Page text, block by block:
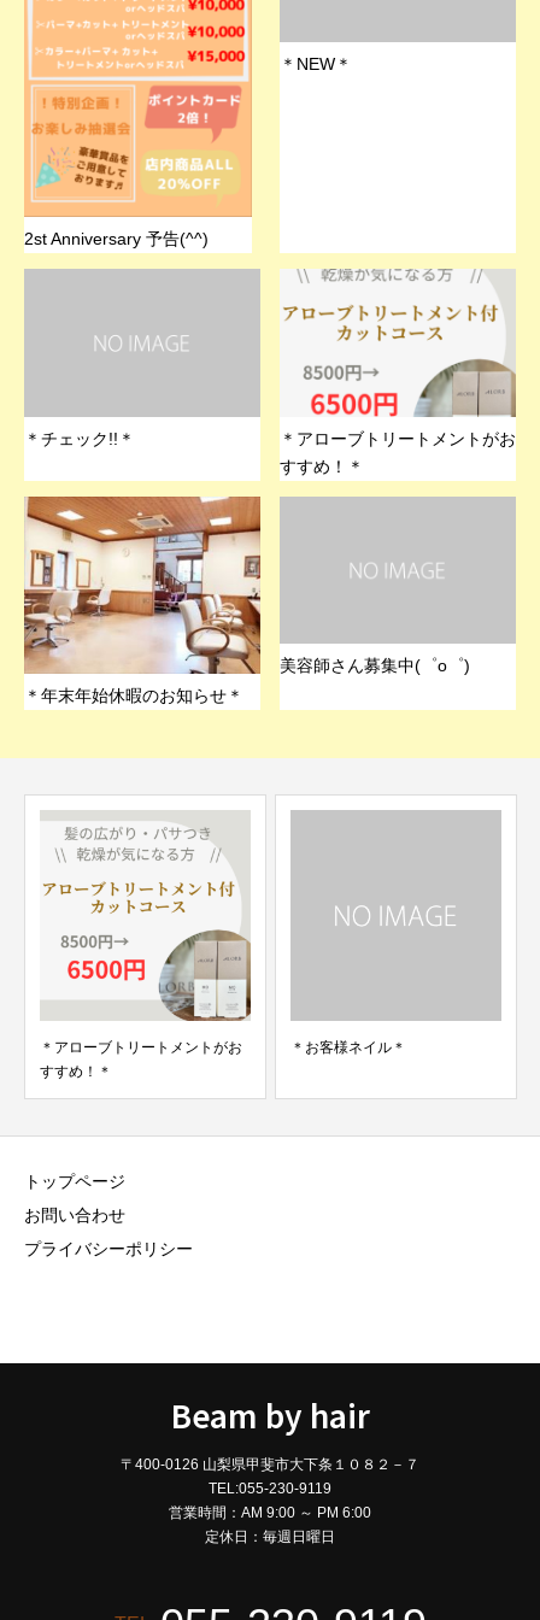
2st Anniversary 予告(^^)
＊NEW＊
＊チェック!!＊
＊アローブトリートメントがお
すすめ！＊
＊年末年始休暇のお知らせ＊
美容師さん募集中(゜o゜)
＊アローブトリートメントがお
すすめ！＊
＊お客様ネイル＊
トップページ
お問い合わせ
プライバシーポリシー
Beam by hair
〒400-0126 山梨県甲斐市大下条１０８２－７
TEL:055-230-9119
営業時間：AM 9:00 ～ PM 6:00
定休日：毎週日曜日